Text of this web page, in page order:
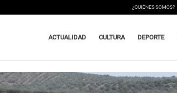
¿QUIÉNES SOMOS?
ACTUALIDAD CULTURA DEPORTE